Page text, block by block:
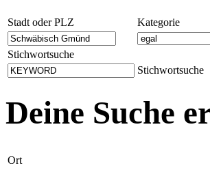
Stadt oder PLZ Kategorie
Stichwortsuche
Stichwortsuche
Deine Suche
Ort